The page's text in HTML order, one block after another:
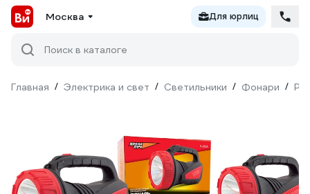
Москва Для юрлиц
Поиск в каталоге
Главная / Электрика и свет / Светильники / Фонари /